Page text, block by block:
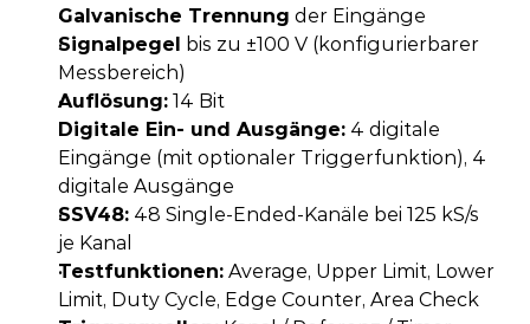
Galvanische Trennung der Eingänge
Signalpegel bis zu ±100 V (konfigurierbarer
Messbereich)
Auflösung: 14 Bit
Digitale Ein- und Ausgänge: 4 digitale
Eingänge (mit optionaler Triggerfunktion), 4
digitale Ausgänge
SSV48: 48 Single-Ended-Kanäle bei 125 kS/s
je Kanal
Testfunktionen: Average, Upper Limit, Lower
Limit, Duty Cycle, Edge Counter, Area Check